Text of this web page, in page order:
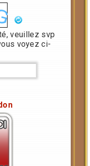
veuillez svp
voyez ci-